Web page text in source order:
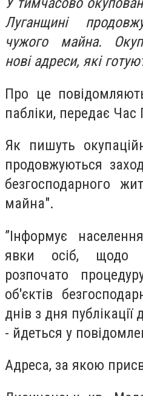
Луганщині
чужого майна.
нові адреси, які
Про це
пабліки, передає Час
Як пишуть
продовжуються
безгосподарного
майна".
”Інформує
явки осіб, щодо
розпочато
об'єктів
днів з дня
- йдеться у
Адреса, за якою